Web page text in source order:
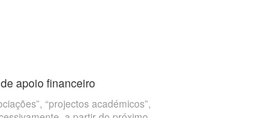
apoio financeiro
“projectos académicos”,